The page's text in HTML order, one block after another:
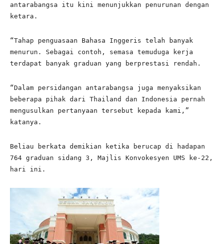
antarabangsa itu kini menunjukkan penurunan dengan
ketara.
“Tahap penguasaan Bahasa Inggeris telah banyak
menurun. Sebagai contoh, semasa temuduga kerja
terdapat banyak graduan yang berprestasi rendah.
“Dalam persidangan antarabangsa juga menyaksikan
beberapa pihak dari Thailand dan Indonesia pernah
mengusulkan pertanyaan tersebut kepada kami,”
katanya.
Beliau berkata demikian ketika berucap di hadapan
764 graduan sidang 3, Majlis Konvokesyen UMS ke-22,
hari ini.